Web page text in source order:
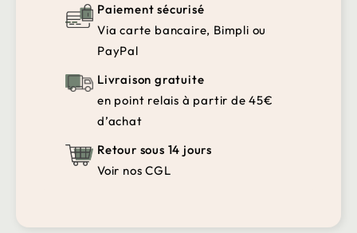
Paiement sécurisé
Via carte bancaire, Bimpli ou
PayPal
Livraison gratuite
en point relais à partir de 45€
d’achat
Retour sous 14 jours
Voir nos CGL